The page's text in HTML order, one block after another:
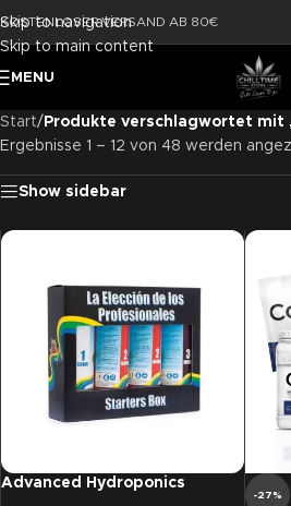
Skip to navigation
Skip to main content
KOSTENLOSER VERSAND AB 80€
MENU
Start/ Produkte verschlagwortet mit
Ergebnisse 1 – 12 von 48 werden
Show sidebar
Advanced Hydroponics
-27%